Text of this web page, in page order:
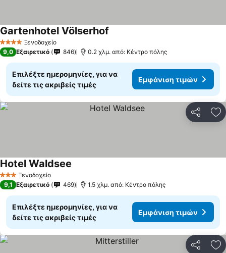
4 ΑστέριαΞενοδοχείο
Gartenhotel Völserhof
9,0 Εξαιρετικό 846 0.2 χλμ. από: Κέντρο πόλης
Επιλέξτε ημερομηνίες, για να
δείτε τις ακριβείς τιμές
Εμφάνιση τιμών
3 ΑστέριαΞενοδοχείο
Hotel Waldsee
9,1 Εξαιρετικό 469 1.5 χλμ. από: Κέντρο πόλης
Επιλέξτε ημερομηνίες, για να
δείτε τις ακριβείς τιμές
Εμφάνιση τιμών